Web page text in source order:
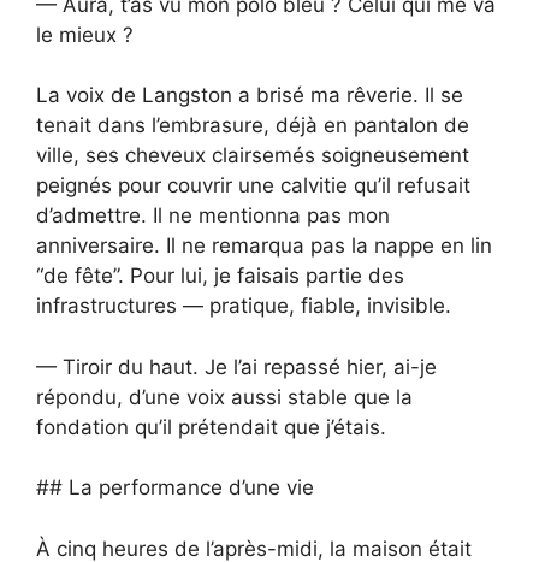
le mieux ?
La voix de Langston a brisé ma rêverie. Il se
tenait dans l’embrasure, déjà en pantalon de
ville, ses cheveux clairsemés soigneusement
peignés pour couvrir une calvitie qu’il refusait
d’admettre. Il ne mentionna pas mon
anniversaire. Il ne remarqua pas la nappe en lin
“de fête”. Pour lui, je faisais partie des
infrastructures — pratique, fiable, invisible.
— Tiroir du haut. Je l’ai repassé hier, ai-je
répondu, d’une voix aussi stable que la
fondation qu’il prétendait que j’étais.
## La performance d’une vie
À cinq heures de l’après-midi, la maison était